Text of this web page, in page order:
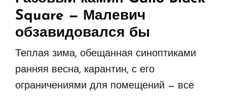
Square — Малевич
обзавидовался бы
Теплая зима, обещанная синоптиками
ранняя весна, карантин, с его
ограничениями для помещений — все